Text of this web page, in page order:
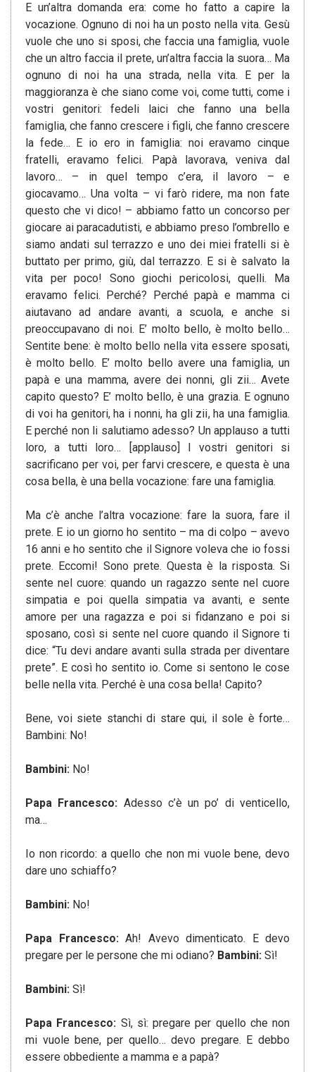
E un’altra domanda era: come ho fatto a capire la
vocazione. Ognuno di noi ha un posto nella vita. Gesù
vuole che uno si sposi, che faccia una famiglia, vuole
che un altro faccia il prete, un’altra faccia la suora… Ma
ognuno di noi ha una strada, nella vita. E per la
maggioranza è che siano come voi, come tutti, come i
vostri genitori: fedeli laici che fanno una bella
famiglia, che fanno crescere i figli, che fanno crescere
la fede… E io ero in famiglia: noi eravamo cinque
fratelli, eravamo felici. Papà lavorava, veniva dal
lavoro… – in quel tempo c’era, il lavoro – e
giocavamo… Una volta – vi farò ridere, ma non fate
questo che vi dico! – abbiamo fatto un concorso per
giocare ai paracadutisti, e abbiamo preso l’ombrello e
siamo andati sul terrazzo e uno dei miei fratelli si è
buttato per primo, giù, dal terrazzo. E si è salvato la
vita per poco! Sono giochi pericolosi, quelli. Ma
eravamo felici. Perché? Perché papà e mamma ci
aiutavano ad andare avanti, a scuola, e anche si
preoccupavano di noi. E’ molto bello, è molto bello…
Sentite bene: è molto bello nella vita essere sposati,
è molto bello. E’ molto bello avere una famiglia, un
papà e una mamma, avere dei nonni, gli zii… Avete
capito questo? E’ molto bello, è una grazia. E ognuno
di voi ha genitori, ha i nonni, ha gli zii, ha una famiglia.
E perché non li salutiamo adesso? Un applauso a tutti
loro, a tutti loro… [applauso] I vostri genitori si
sacrificano per voi, per farvi crescere, e questa è una
cosa bella, è una bella vocazione: fare una famiglia.
Ma c’è anche l’altra vocazione: fare la suora, fare il
prete. E io un giorno ho sentito – ma di colpo – avevo
16 anni e ho sentito che il Signore voleva che io fossi
prete. Eccomi! Sono prete. Questa è la risposta. Si
sente nel cuore: quando un ragazzo sente nel cuore
simpatia e poi quella simpatia va avanti, e sente
amore per una ragazza e poi si fidanzano e poi si
sposano, così si sente nel cuore quando il Signore ti
dice: “Tu devi andare avanti sulla strada per diventare
prete”. E così ho sentito io. Come si sentono le cose
belle nella vita. Perché è una cosa bella! Capito?
Bene, voi siete stanchi di stare qui, il sole è forte…
Bambini: No!
Bambini: No!
Papa Francesco: Adesso c’è un po’ di venticello,
ma…
Io non ricordo: a quello che non mi vuole bene, devo
dare uno schiaffo?
Bambini: No!
Papa Francesco:Ah! Avevo dimenticato. E devo
pregare per le persone che mi odiano? Bambini: Sì!
Bambini: Sì!
Papa Francesco: Sì, sì: pregare per quello che non
mi vuole bene, per quello… devo pregare. E debbo
essere obbediente a mamma e a papà?